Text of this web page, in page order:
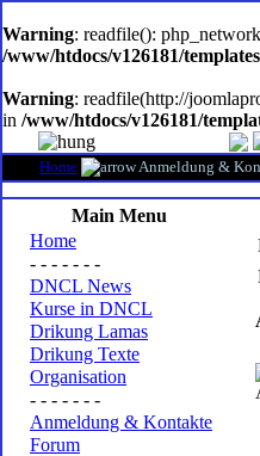
software
Warning: readfile():
/www/htdocs/v126181/
Warning: readfile(http://
in /www/htdocs/v126181/
Home Anmeldung &
Main Menu
Home
- - - - - - -
DNCL News
Kurse in DNCL
Drikung Lamas
Drikung Texte
Organisation
- - - - - - -
Anmeldung & Kontakte
Forum